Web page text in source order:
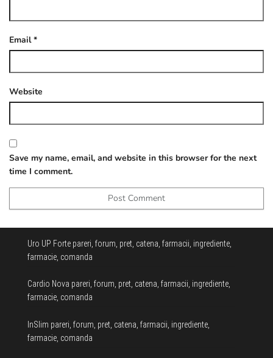
Email*
Website
Save my name, email, and website in this browser for the next
time I comment.
Uro UP Forte pareri, forum, pret, catena, farmacii, ingrediente,
farmacie, comanda
Cardio Nova pareri, forum, pret, catena, farmacii, ingrediente,
farmacie, comanda
InSlim pareri, forum, pret, catena, farmacii, ingrediente,
farmacie, comanda